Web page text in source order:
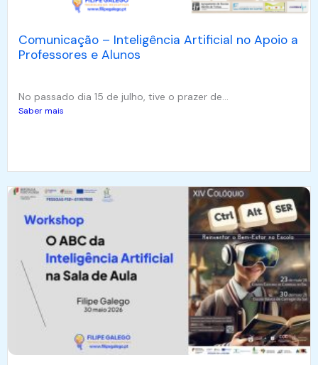
Comunicação – Inteligência Artificial no Apoio a
Professores e Alunos
No passado dia 15 de julho, tive o prazer de...
Saber mais